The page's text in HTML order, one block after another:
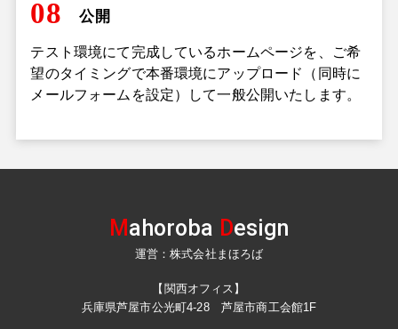
08 公開
テスト環境にて完成しているホームページを、ご希
望のタイミングで本番環境にアップロード（同時に
メールフォームを設定）して一般公開いたします。
Mahoroba Design
運営：株式会社まほろば
【関西オフィス】
兵庫県芦屋市公光町4-28 芦屋市商工会館1F